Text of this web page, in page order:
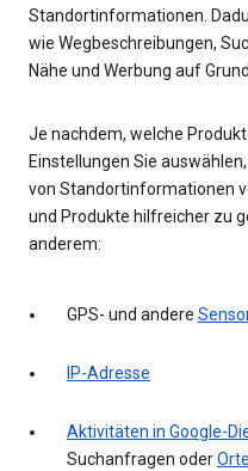
Standortinformationen.
wie Wegbeschreibungen,
Nähe und Werbung auf
Je nachdem, welche
Einstellungen Sie
von Standortinformationen
und Produkte hilfreicher zu
anderem:
GPS- und andere
IP-Adresse
Aktivitäten in Google-
Suchanfragen oder